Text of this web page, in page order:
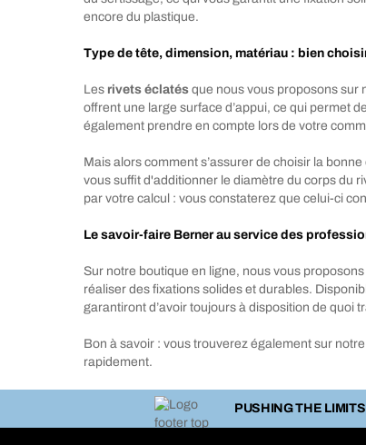
encore du plastique.
Type de tête, dimension, matériau : bien
Les rivets éclatés que nous vous proposons sur
offrent une large surface d’appui, ce qui permet
également prendre en compte lors de votre
Mais alors comment s’assurer de choisir la
vous suffit d'additionner le diamètre du corps du
par votre calcul : vous constaterez que celui-ci
Le savoir-faire Berner au service des
Sur notre boutique en ligne, nous vous
réaliser des fixations solides et durables.
garantiront d’avoir toujours à disposition de quoi
Bon à savoir : vous trouverez également sur
rapidement.
PUSHING THE